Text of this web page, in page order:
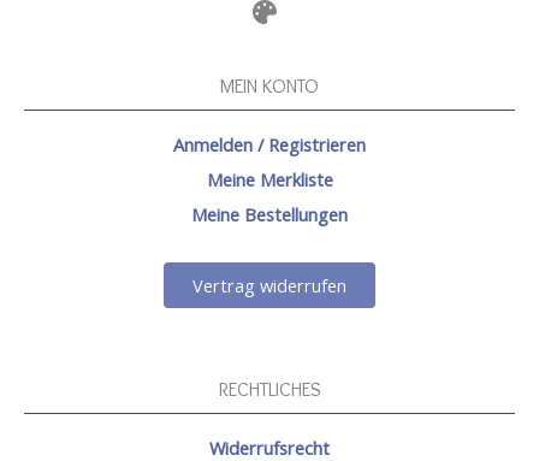
MEIN KONTO
Anmelden / Registrieren
Meine Merkliste
Meine Bestellungen
Vertrag widerrufen
RECHTLICHES
Widerrufsrecht